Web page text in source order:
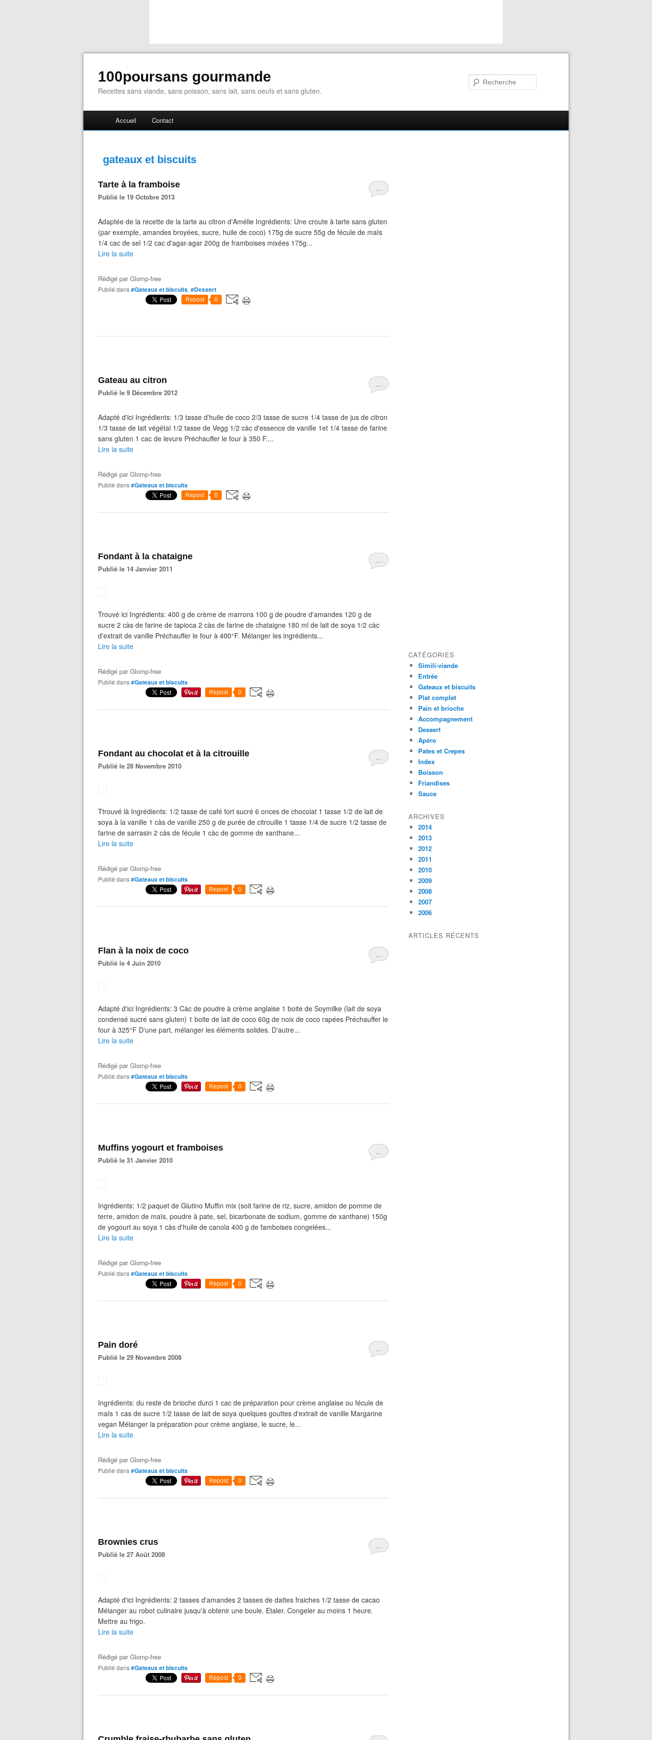
100poursans gourmande
Recettes sans viande, sans poisson, sans lait, sans oeufs et sans gluten.
Accueil Contact
gateaux et biscuits
…
Tarte à la framboise
Publié le 19 Octobre 2013
Adaptée de la recette de la tarte au citron d'Amélie Ingrédients: Une croute à tarte sans gluten
(par exemple, amandes broyées, sucre, huile de coco) 175g de sucre 55g de fécule de maïs
1/4 cac de sel 1/2 cac d'agar-agar 200g de framboises mixées 175g...
Lire la suite
Rédigé parGlomp-free
Publié dans#Gateaux et biscuits, #Dessert
Repost 0
…
Gateau au citron
Publié le 9 Décembre 2012
Adapté d'ici Ingrédients: 1/3 tasse d'huile de coco 2/3 tasse de sucre 1/4 tasse de jus de citron
1/3 tasse de lait végétal 1/2 tasse de Vegg 1/2 càc d'essence de vanille 1et 1/4 tasse de farine
sans gluten 1 cac de levure Préchauffer le four à 350 F....
Lire la suite
Rédigé parGlomp-free
Publié dans#Gateaux et biscuits
Repost 0
…
Fondant à la chataigne
Publié le 14 Janvier 2011
Trouvé ici Ingrédients: 400 g de crème de marrons 100 g de poudre d'amandes 120 g de
sucre 2 càs de farine de tapioca 2 càs de farine de chataigne 180 ml de lait de soya 1/2 càc
d'extrait de vanille Préchauffer le four à 400°F. Mélanger les ingrédients...
Lire la suite
Rédigé parGlomp-free
Publié dans#Gateaux et biscuits
Repost 0
…
Fondant au chocolat et à la citrouille
Publié le 28 Novembre 2010
Ttrouvé là Ingrédients: 1/2 tasse de café fort sucré 6 onces de chocolat 1 tasse 1/2 de lait de
soya à la vanille 1 càs de vanille 250 g de purée de citrouille 1 tasse 1/4 de sucre 1/2 tasse de
farine de sarrasin 2 càs de fécule 1 càc de gomme de xanthane...
Lire la suite
Rédigé parGlomp-free
Publié dans#Gateaux et biscuits
Repost 0
…
Flan à la noix de coco
Publié le 4 Juin 2010
Adapté d'ici Ingrédients: 3 Càc de poudre à crème anglaise 1 boite de Soymilke (lait de soya
condensé sucré sans gluten) 1 boite de lait de coco 60g de noix de coco rapées Préchauffer le
four à 325°F D'une part, mélanger les éléments solides. D'autre...
Lire la suite
Rédigé parGlomp-free
Publié dans#Gateaux et biscuits
Repost 0
…
Muffins yogourt et framboises
Publié le 31 Janvier 2010
Ingrédients: 1/2 paquet de Glutino Muffin mix (soit farine de riz, sucre, amidon de pomme de
terre, amidon de maïs, poudre à pate, sel, bicarbonate de sodium, gomme de xanthane) 150g
de yogourt au soya 1 càs d'huile de canola 400 g de famboises congelées...
Lire la suite
Rédigé parGlomp-free
Publié dans#Gateaux et biscuits
Repost 0
…
Pain doré
Publié le 29 Novembre 2008
Ingrédients: du reste de brioche durci 1 cac de préparation pour crème anglaise ou fécule de
maïs 1 cas de sucre 1/2 tasse de lait de soya quelques gouttes d'extrait de vanille Margarine
vegan Mélanger la préparation pour crème anglaise, le sucre, le...
Lire la suite
Rédigé parGlomp-free
Publié dans#Gateaux et biscuits
Repost 0
…
Brownies crus
Publié le 27 Août 2008
Adapté d'ici Ingrédients: 2 tasses d'amandes 2 tasses de dattes fraiches 1/2 tasse de cacao
Mélanger au robot culinaire jusqu'à obtenir une boule. Etaler. Congeler au moins 1 heure.
Mettre au frigo.
Lire la suite
Rédigé parGlomp-free
Publié dans#Gateaux et biscuits
Repost 0
CATÉGORIES
Simili-viande
Entrée
Gateaux et biscuits
Plat complet
Pain et brioche
Accompagnement
Dessert
Apéro
Pates et Crepes
Index
Boisson
Friandises
Sauce
ARCHIVES
2014
2013
2012
2011
2010
2009
2008
2007
2006
ARTICLES RÉCENTS